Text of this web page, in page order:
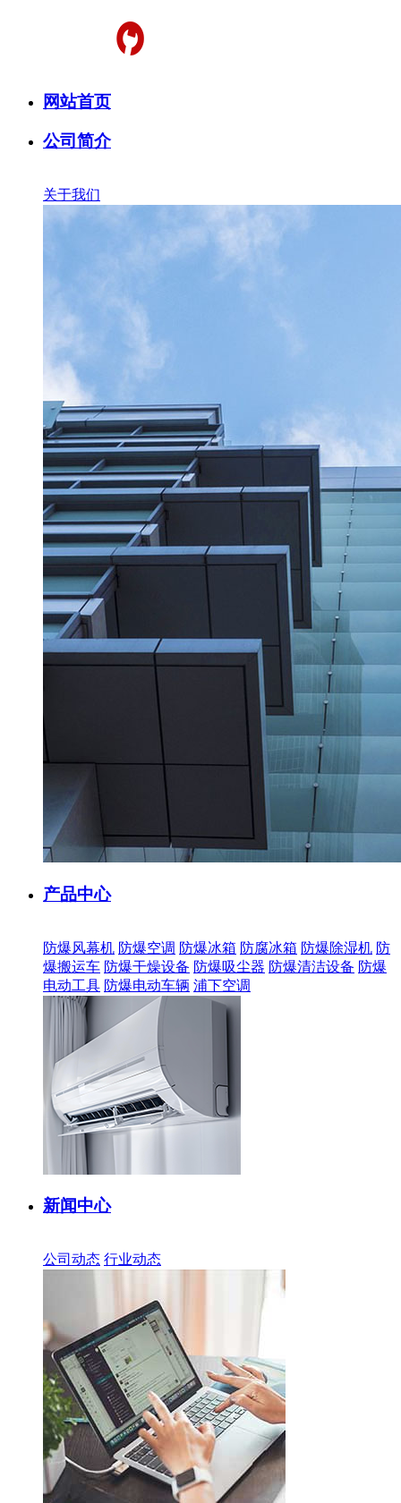
网站首页
公司简介
关于我们
产品中心
防爆风幕机 防爆空调 防爆冰箱 防腐冰箱 防爆除湿机 防
爆搬运车 防爆干燥设备 防爆吸尘器 防爆清洁设备 防爆
电动工具 防爆电动车辆 浦下空调
新闻中心
公司动态 行业动态